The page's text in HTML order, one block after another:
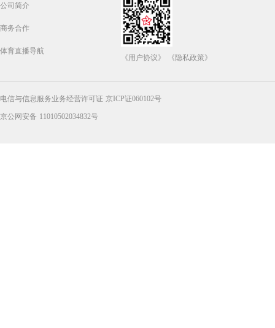
公司简介
商务合作
体育直播导航
《用户协议》 《隐私政策》
电信与信息服务业务经营许可证 京ICP证060102号
京公网安备 11010502034832号